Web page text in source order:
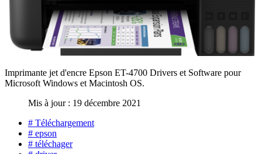
Imprimante jet d'encre Epson ET-4700 Drivers et Software pour
Microsoft Windows et Macintosh OS.
Mis à jour : 19 décembre 2021
# Téléchargement
# epson
# téléchager